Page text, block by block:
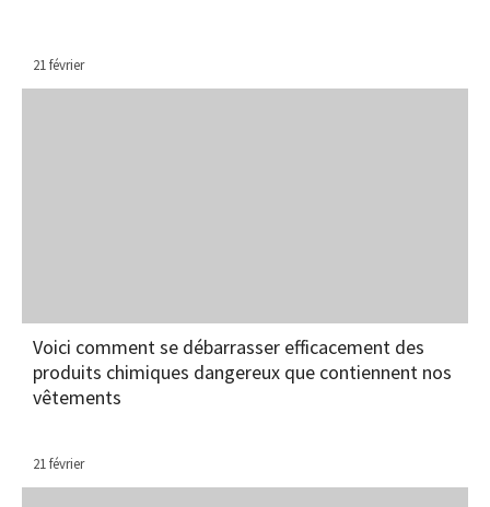
21 février
Voici comment se débarrasser efficacement des
produits chimiques dangereux que contiennent nos
vêtements
21 février